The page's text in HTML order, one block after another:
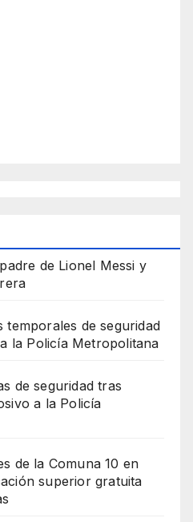
de Lionel Messi y
temporales de seguridad
la Policía Metropolitana
de seguridad tras
a la Policía
de la Comuna 10 en
superior gratuita